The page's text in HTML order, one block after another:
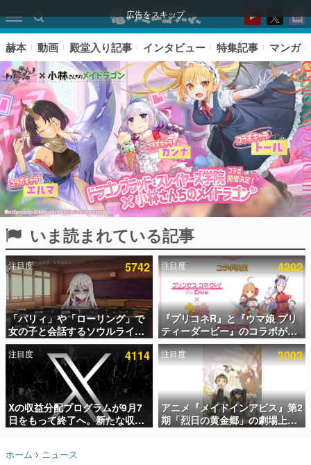
広告をスキップ
ピックアップ
電ファミのいま読まれている記事ランキング
アプリセール情報
インタビュー
連載・特集一覧
殿堂入り記事
SNS拡散数が数千以上！ ページビュー数万以上！ などな
ど。多くの人々に読まれた、電ファミ渾身の“殿堂入り”記
事をまとめました。
名作ゲームクリエイターの方々に製作時のエピソードをお
赫本 動画 殿堂入り記事 インタビュー 特集記事 マンガ
いま読まれている記事
注目度 5742
「パリィ」や「ローリング」で
女の子と会話するソウルライク
恋愛ゲーム『小早川さんはソウ
ルライク』無料公開。返事に失
敗すると「YOU DIED」
注目度 4202
『プリコネR』と『ウマ娘 プリ
ティーダービー』のコラボが決
定！“最大170連無料”の8.5周年
キャンペーンなども発表
注目度 4114
Xの収益分配プログラムが9月7
日をもって終了へ。新たな収益
化制度「Original Content
注目度 3003
アニメ『メイドインアビス』第2
期「烈日の黄金郷」の劇場上映
が決定！レグ役・伊瀬茉莉也さ
ホーム ニュース